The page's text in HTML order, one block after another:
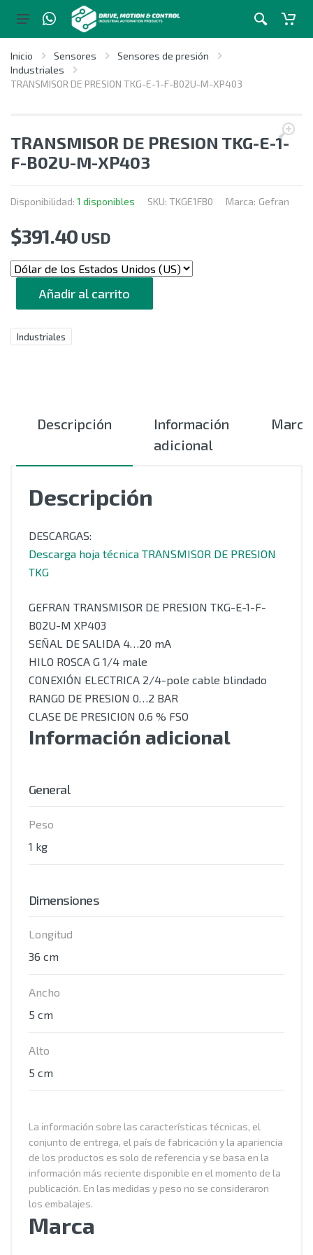
Inicio Sensores
Sensores de presión
Industriales
TRANSMISOR DE PRESION TKG-E-1-F-B02U-M-XP403
TRANSMISOR DE PRESION TKG-E-1-
F-B02U-M-XP403
Disponibilidad: 1 disponibles SKU: TKGE1FB0 Marca: Gefran
$391.40 USD
CANTIDAD
Añadir al carrito
Industriales
Descripción
Información
adicional
Marca
Descripción
DESCARGAS:
Descarga hoja técnica TRANSMISOR DE PRESION
TKG
GEFRAN TRANSMISOR DE PRESION TKG-E-1-F-
B02U-M XP403
SEÑAL DE SALIDA 4…20 mA
HILO ROSCA G 1/4 male
CONEXIÓN ELECTRICA 2/4-pole cable blindado
RANGO DE PRESION 0…2 BAR
CLASE DE PRESICION 0.6 % FSO
Información adicional
General
Peso
1 kg
Dimensiones
Longitud
36 cm
Ancho
5 cm
Alto
5 cm
La información sobre las características técnicas, el
conjunto de entrega, el país de fabricación y la apariencia
de los productos es solo de referencia y se basa en la
información más reciente disponible en el momento de la
publicación. En las medidas y peso no se consideraron
los embalajes.
Marca